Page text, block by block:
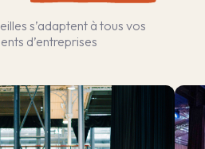
s’adaptent à tous vos
d’entreprises